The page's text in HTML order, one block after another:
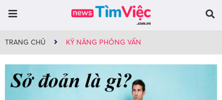
TRANG CHỦ KỸ NĂNG PHỎNG VẤN